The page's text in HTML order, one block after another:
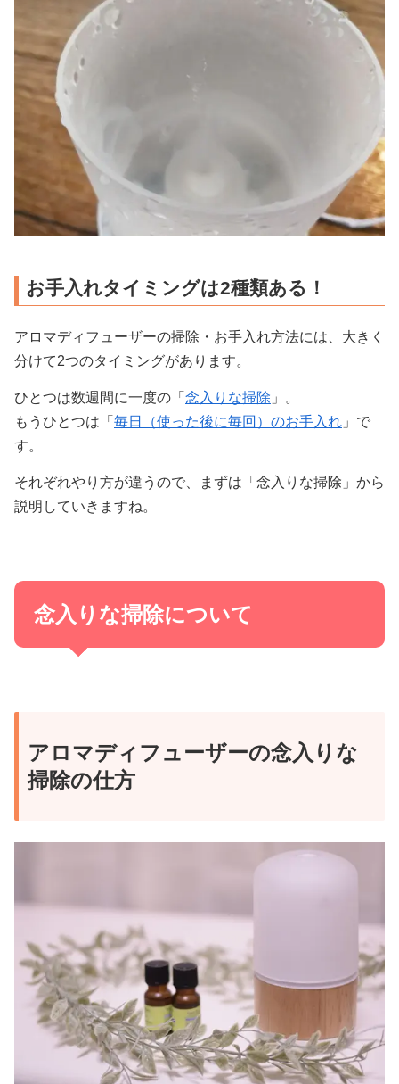
お手入れタイミングは2種類ある！
アロマディフューザーの掃除・お手入れ方法には、大きく
分けて2つのタイミングがあります。
ひとつは数週間に一度の「 念入りな掃除 」。
もうひとつは「 毎日（使った後に毎回）のお手入れ 」で
す。
それぞれやり方が違うので、まずは「念入りな掃除」から
説明していきますね。
念入りな掃除について
アロマディフューザーの念入りな
掃除の仕方